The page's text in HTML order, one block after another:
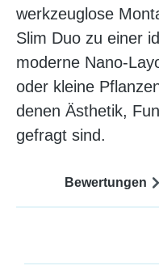
werkzeuglose
Slim Duo zu einer
moderne Nano-
oder kleine
denen Ästhetik,
gefragt sind.
Bewertungen